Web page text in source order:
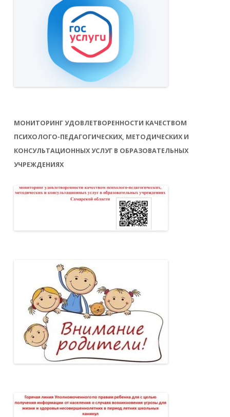
МОНИТОРИНГ УДОВЛЕТВОРЕННОСТИ КАЧЕСТВОМ
ПСИХОЛОГО-ПЕДАГОГИЧЕСКИХ, МЕТОДИЧЕСКИХ И
КОНСУЛЬТАЦИОННЫХ УСЛУГ В ОБРАЗОВАТЕЛЬНЫХ
УЧРЕЖДЕНИЯХ